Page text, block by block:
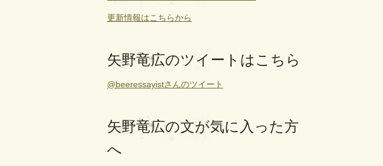
更新情報はこちらから
矢野竜広のツイートはこちら
@beeressayistさんのツイート
矢野竜広の文が気に入った方
へ